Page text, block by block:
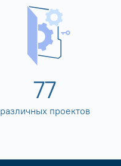
80
различных проектов